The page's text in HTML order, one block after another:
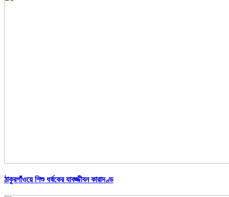
ঠাকুরগাঁওয়ে শিশু ধর্ষকের যাবজ্জীবন কারাদণ্ড